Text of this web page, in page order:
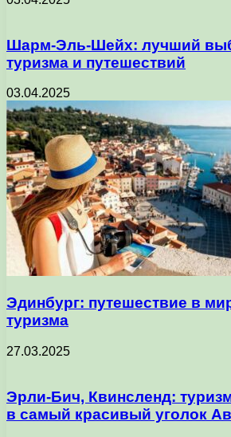
Шарм-Эль-Шейх: лучший
туризма и путешествий
03.04.2025
Эдинбург: путешествие в
туризма
27.03.2025
Эрли-Бич, Квинсленд:
в самый красивый уголок